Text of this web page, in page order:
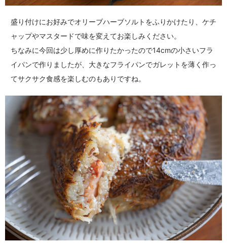
盛り付けにお好みでオリーブハーブソルトをふりかけたり、ケチ
ャップやマスタードで味を変えてお楽しみください。
ちなみに今回は少し厚めに作りたかったので14cmの小さいフラ
イパンで作りましたが、大きなフライパンでガレットを薄く作っ
てサクサク食感を楽しむのもありですね。